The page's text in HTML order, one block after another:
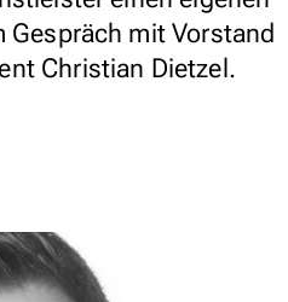
Gespräch mit Vorstand
Christian Dietzel.